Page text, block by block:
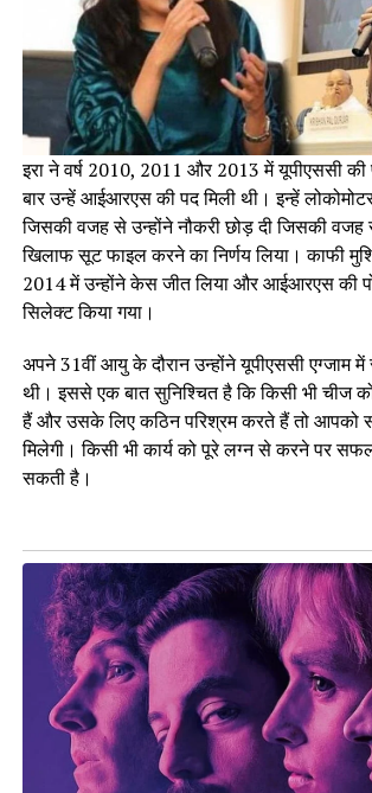
इरा ने वर्ष 2010, 2011 और 2013 में यूपीएससी की
बार उन्हें आईआरएस की पद मिली थी। इन्हें
जिसकी वजह से उन्होंने नौकरी छोड़ दी जिसकी
खिलाफ सूट फाइल करने का निर्णय लिया। काफी
2014 में उन्होंने केस जीत लिया और आईआरएस की
सिलेक्ट किया गया।
अपने 31वीं आयु के दौरान उन्होंने यूपीएससी एग्जाम
थी। इससे एक बात सुनिश्चित है कि किसी भी चीज
हैं और उसके लिए कठिन परिश्रम करते हैं तो आपको
मिलेगी। किसी भी कार्य को पूरे लग्न से करने पर
सकती है।